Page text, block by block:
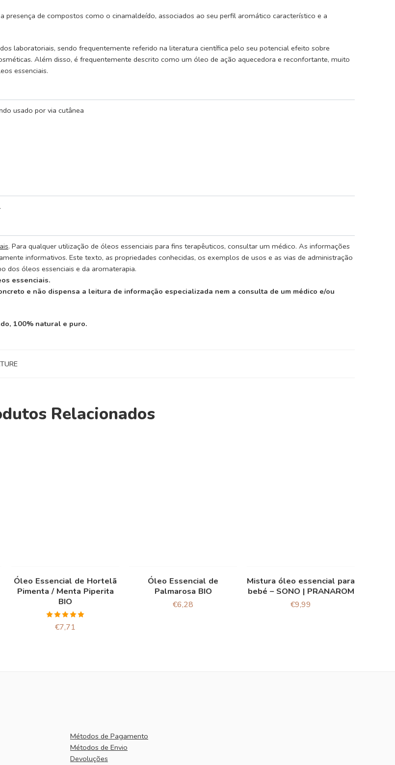
de compostos como o cinamaldeído, associados ao seu perfil aromático característico e a
laboratoriais, sendo frequentemente referido na literatura científica pelo seu potencial efeito sobre
Além disso, é frequentemente descrito como um óleo de ação aquecedora e reconfortante, muito
essenciais.
usado por via cutânea
. Para qualquer utilização de óleos essenciais para fins terapêuticos, consultar um médico. As informações
informativos. Este texto, as propriedades conhecidas, os exemplos de usos e as vias de administração
dos óleos essenciais e da aromaterapia.
essenciais.
e não dispensa a leitura de informação especializada nem a consulta de um médico e/ou
100% natural e puro.
Relacionados
Óleo Essencial de Hortelã
Pimenta / Menta Piperita
BIO
Avaliação
5.00 de 5
€7,71
Óleo Essencial de
Palmarosa BIO
€6,28
Mistura óleo essencial para
bebé – SONO | PRANAROM
€9,99
Métodos de Pagamento
Métodos de Envio
Devoluções